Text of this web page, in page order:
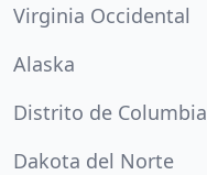
Virginia Occidental
Alaska
Distrito de Columbia
Dakota del Norte